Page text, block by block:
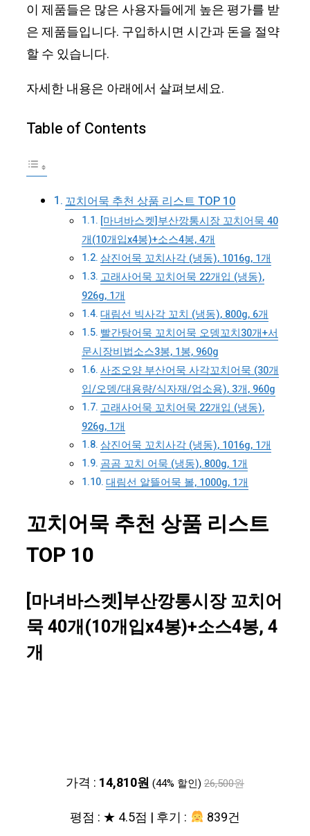
이 제품들은 많은 사용자들에게 높은 평가를 받
은 제품들입니다. 구입하시면 시간과 돈을 절약
할 수 있습니다.
자세한 내용은 아래에서 살펴보세요.
Table of Contents
꼬치어묵 추천 상품 리스트 TOP 10
[마녀바스켓]부산깡통시장 꼬치어묵 40
개(10개입x4봉)+소스4봉, 4개
삼진어묵 꼬치사각 (냉동), 1016g, 1개
고래사어묵 꼬치어묵 22개입 (냉동),
926g, 1개
대림선 빅사각 꼬치 (냉동), 800g, 6개
빨간탕어묵 꼬치어묵 오뎅꼬치30개+서
문시장비법소스3봉, 1봉, 960g
사조오양 부산어묵 사각꼬치어묵 (30개
입/오뎅/대용량/식자재/업소용), 3개, 960g
고래사어묵 꼬치어묵 22개입 (냉동),
926g, 1개
삼진어묵 꼬치사각 (냉동), 1016g, 1개
곰곰 꼬치 어묵 (냉동), 800g, 1개
대림선 알뜰어묵 볼, 1000g, 1개
꼬치어묵 추천 상품 리스트
TOP 10
[마녀바스켓]부산깡통시장 꼬치어
묵 40개(10개입x4봉)+소스4봉, 4
개
가격 : 14,810원 (44% 할인) 26,500원
평점 : ★ 4.5점 | 후기 : 839건